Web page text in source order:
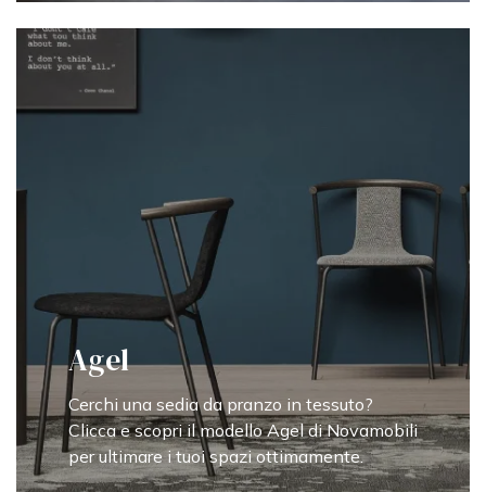
Agel
Cerchi una sedia da pranzo in tessuto?
Clicca e scopri il modello Agel di Novamobili
per ultimare i tuoi spazi ottimamente.